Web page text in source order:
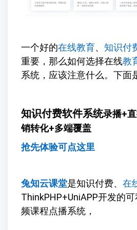
一个好的在线教育、 知识付
重要，那么如何选择在线教
系统，应该注意什么。下面
知识付费软件系统录播+
销转化+多端覆盖
抢先体验可点这里
兔知云课堂是知识付费、 在
ThinkPHP+UniAPP开发的
频课程点播系统，